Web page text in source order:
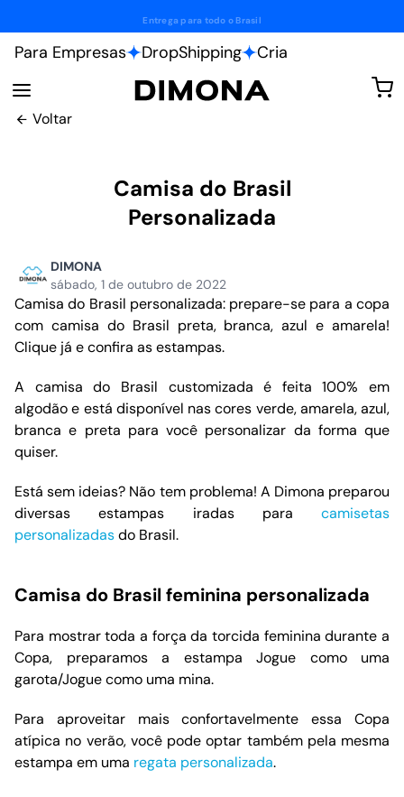
Entrega para todo o Brasil
Para Empresas DropShipping Cria
Voltar
Camisa do Brasil
Personalizada
DIMONA
sábado, 1 de outubro de 2022
Camisa do Brasil personalizada: prepare-se para a copa
com camisa do Brasil preta, branca, azul e amarela!
Clique já e confira as estampas.
A camisa do Brasil customizada é feita 100% em
algodão e está disponível nas cores verde, amarela, azul,
branca e preta para você personalizar da forma que
quiser.
Está sem ideias? Não tem problema! A Dimona preparou
diversas estampas iradas para camisetas
personalizadasdo Brasil.
Camisa do Brasil feminina personalizada
Para mostrar toda a força da torcida feminina durante a
Copa, preparamos a estampa Jogue como uma
garota/Jogue como uma mina.
Para aproveitar mais confortavelmente essa Copa
atípica no verão, você pode optar também pela mesma
estampa em uma regata personalizada.